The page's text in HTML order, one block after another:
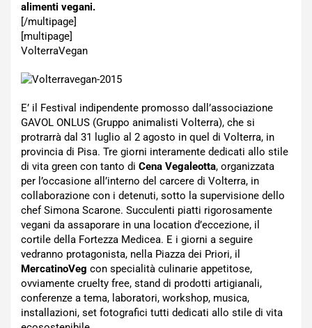
alimenti vegani.
[/multipage]
[multipage]
VolterraVegan
E’ il Festival indipendente promosso dall’associazione
GAVOL ONLUS (Gruppo animalisti Volterra), che si
protrarrà dal 31 luglio al 2 agosto in quel di Volterra, in
provincia di Pisa. Tre giorni interamente dedicati allo stile
di vita green con tanto di Cena Vegaleotta, organizzata
per l’occasione all’interno del carcere di Volterra, in
collaborazione con i detenuti, sotto la supervisione dello
chef Simona Scarone. Succulenti piatti rigorosamente
vegani da assaporare in una location d’eccezione, il
cortile della Fortezza Medicea. E i giorni a seguire
vedranno protagonista, nella Piazza dei Priori, il
MercatinoVeg con specialità culinarie appetitose,
ovviamente cruelty free, stand di prodotti artigianali,
conferenze a tema, laboratori, workshop, musica,
installazioni, set fotografici tutti dedicati allo stile di vita